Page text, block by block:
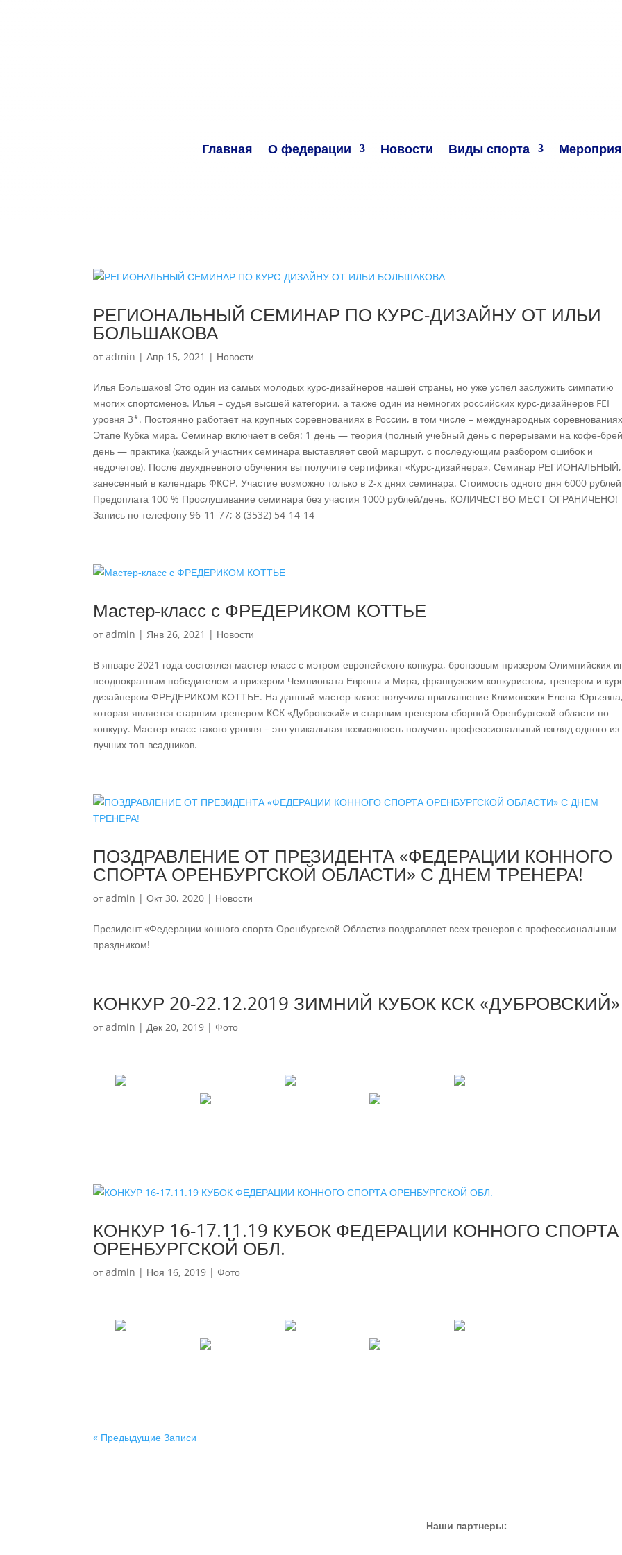
Главная О федерации Новости Виды спорта
РЕГИОНАЛЬНЫЙ СЕМИНАР ПО КУРС-ДИЗАЙНУ ОТ ИЛЬИ
БОЛЬШАКОВА
отadmin |Апр 15, 2021 | Новости
Илья Большаков! Это один из самых молодых курс-дизайнеров нашей страны, но уже успел заслужить симпатию
многих спортсменов. Илья – судья высшей категории, а также один из немногих российских курс-дизайнеров FEI
уровня 3*. Постоянно работает на крупных соревнованиях в России, в том числе – международных
Этапе Кубка мира. Семинар включает в себя: 1 день — теория (полный учебный день с перерывами на кофе-
день — практика (каждый участник семинара выставляет свой маршрут, с последующим разбором ошибок и
недочетов). После двухдневного обучения вы получите сертификат «Курс-дизайнера». Семинар РЕГИОНАЛЬНЫЙ,
занесенный в календарь ФКСР. Участие возможно только в 2-х днях семинара. Стоимость одного дня 6000
Предоплата 100 % Прослушивание семинара без участия 1000 рублей/день. КОЛИЧЕСТВО МЕСТ ОГРАНИЧЕНО!
Запись по телефону 96-11-77; 8 (3532) 54-14-14
Мастер-класс с ФРЕДЕРИКОМ КОТТЬЕ
отadmin | Янв 26, 2021 | Новости
В январе 2021 года состоялся мастер-класс с мэтром европейского конкура, бронзовым призером Олимпийских
неоднократным победителем и призером Чемпионата Европы и Мира, французским конкуристом, тренером и
дизайнером ФРЕДЕРИКОМ КОТТЬЕ. На данный мастер-класс получила приглашение Климовских Елена Юрьевна,
которая является старшим тренером КСК «Дубровский» и старшим тренером сборной Оренбургской области по
конкуру. Мастер-класс такого уровня – это уникальная возможность получить профессиональный взгляд одного из
лучших топ-всадников.
ПОЗДРАВЛЕНИЕ ОТ ПРЕЗИДЕНТА «ФЕДЕРАЦИИ КОННОГО
СПОРТА ОРЕНБУРГСКОЙ ОБЛАСТИ» С ДНЕМ ТРЕНЕРА!
отadmin |Окт 30, 2020 | Новости
Президент «Федерации конного спорта Оренбургской Области» поздравляет всех тренеров с профессиональным
праздником!
КОНКУР 20-22.12.2019 ЗИМНИЙ КУБОК КСК «ДУБРОВСКИЙ»
отadmin |Дек 20, 2019 |Фото
КОНКУР 16-17.11.19 КУБОК ФЕДЕРАЦИИ КОННОГО СПОРТА
ОРЕНБУРГСКОЙ ОБЛ.
отadmin | Ноя 16, 2019 |Фото
« Предыдущие Записи
Наши партнеры: